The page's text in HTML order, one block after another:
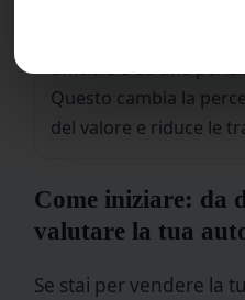
ufficiale e da una
Questo cambia la
del valore e riduce le
Come iniziare: da
valutare la tua
Se stai per vendere la